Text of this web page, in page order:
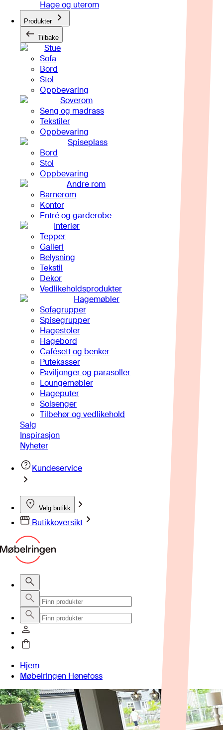
Hage og uterom
Produkter
Tilbake
Stue
Sofa
Bord
Stol
Oppbevaring
Soverom
Seng og madrass
Tekstiler
Oppbevaring
Spiseplass
Bord
Stol
Oppbevaring
Andre rom
Barnerom
Kontor
Entré og garderobe
Interiør
Tepper
Galleri
Belysning
Tekstil
Dekor
Vedlikeholdsprodukter
Hagemøbler
Sofagrupper
Spisegrupper
Hagestoler
Hagebord
Cafésett og benker
Putekasser
Paviljonger og parasoller
Loungemøbler
Hageputer
Solsenger
Tilbehør og vedlikehold
Salg
Inspirasjon
Nyheter
Kundeservice
Velg butikk
Butikkoversikt
Hjem
Møbelringen Hønefoss